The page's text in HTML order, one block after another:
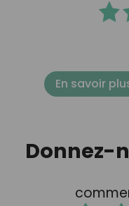
En savoir
Donnez-